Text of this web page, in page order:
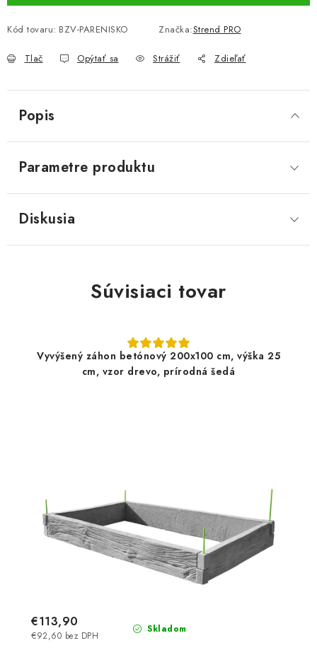
Kód tovaru: BZV-PARENISKO Značka:Strend PRO
Tlač Opýtať sa Strážiť Zdieľať
Popis
Parametre produktu
Diskusia
Súvisiaci tovar
Vyvýšený záhon betónový 200x100 cm, výška 25
cm, vzor drevo, prírodná šedá
Skladom
€92,60 bez DPH
€113,90